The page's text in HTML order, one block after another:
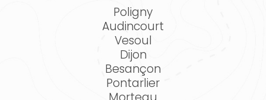
Poligny
Audincourt
Vesoul
Dijon
Besançon
Pontarlier